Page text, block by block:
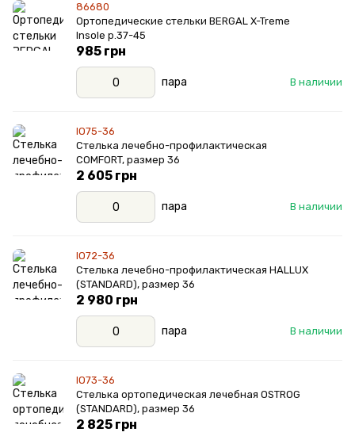
86680
Ортопедические стельки BERGAL X-Treme
Insole р.37-45
В наличии
985 грн
пара
IO75-36
Стелька лечебно-профилактическая
COMFORT, размер 36
В наличии
2 605 грн
пара
IO72-36
Стелька лечебно-профилактическая HALLUX
(STANDARD), размер 36
В наличии
2 980 грн
пара
IO73-36
Стелька ортопедическая лечебная OSTROG
(STANDARD), размер 36
2 825 грн